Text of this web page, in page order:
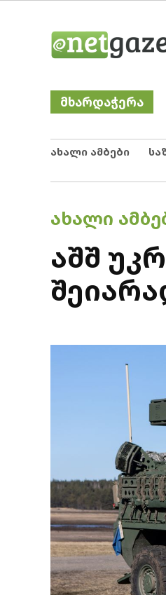
მხარდაჭერა
ახალი ამბები
POSTED
ᲐᲮᲐᲚᲘ
აშშ